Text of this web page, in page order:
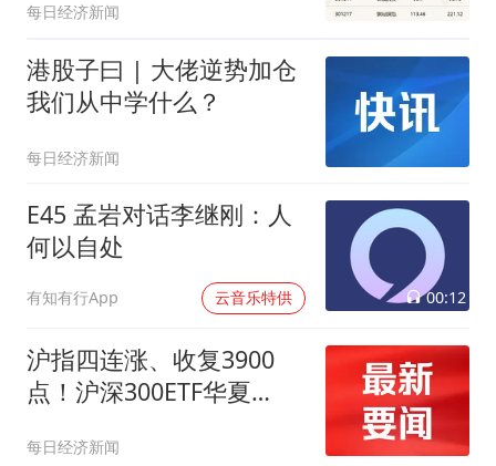
每日经济新闻
港股子曰 | 大佬逆势加仓
我们从中学什么？
每日经济新闻
E45 孟岩对话李继刚：人
何以自处
有知有行App 云音乐特供 00:12
沪指四连涨、收复3900
点！沪深300ETF华夏
机构：8月是下半年最好
每日经济新闻